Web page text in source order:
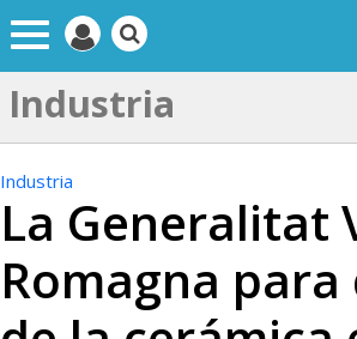
Industria
Industria
La Generalitat
Romagna